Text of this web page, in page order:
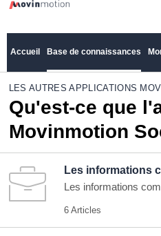
Accueil Base de connaissances
LES AUTRES APPLICATIONS
Qu'est-ce que
Movinmotion
Les informations
Les informations
6 Articles